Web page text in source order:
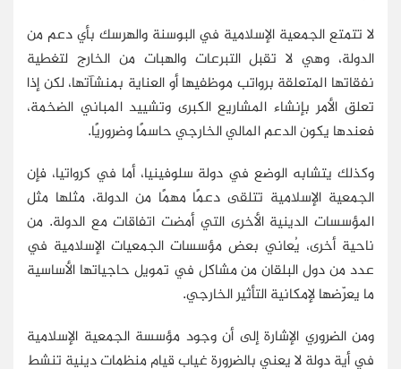
لا تتمتع الجمعية الإسلامية في البوسنة والهرسك بأي دعم من
الدولة، وهي لا تقبل التبرعات والهبات من الخارج لتغطية
نفقاتها المتعلقة برواتب موظفيها أو العناية بمنشآتها، لكن إذا
تعلق الأمر بإنشاء المشاريع الكبرى وتشييد المباني الضخمة،
فعندها يكون الدعم المالي الخارجي حاسمًا وضروريًا.
وكذلك يتشابه الوضع في دولة سلوفينيا، أما في كرواتيا، فإن
الجمعية الإسلامية تتلقى دعمًا مهمًا من الدولة، مثلها مثل
المؤسسات الدينية الأخرى التي أمضت اتفاقات مع الدولة. من
ناحية أخرى، يُعاني بعض مؤسسات الجمعيات الإسلامية في
عدد من دول البلقان من مشاكل في تمويل حاجياتها الأساسية
ما يعرّضها لإمكانية التأثير الخارجي.
ومن الضروري الإشارة إلى أن وجود مؤسسة الجمعية الإسلامية
في أية دولة لا يعني بالضرورة غياب قيام منظمات دينية تنشط